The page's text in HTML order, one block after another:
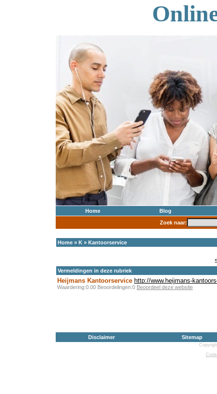
Home
Blog
Zoek naar:
Home » K » Kantoorservice
Vermeldingen in deze rubriek
Heijmans Kantoorservice http://www.heijmans-
Waardering:0.00 Beoordelingen:0 Beoordeel deze website
Disclaimer Sitemap